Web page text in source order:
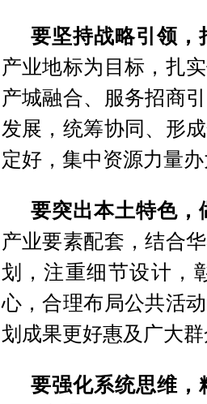
要坚持战略引领，
产业地标为目标，扎
产城融合、服务招商
发展，统筹协同、形
定好，集中资源力量
要突出本土特色，
产业要素配套，结合
划，注重细节设计，
心，合理布局公共活
划成果更好惠及广大
要强化系统思维，